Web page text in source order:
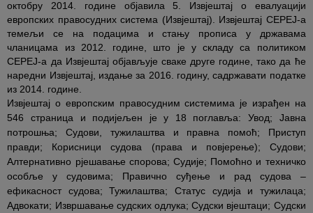
октобру 2014. године објавила 5. Извјештај о евалуацији
европских правосудних система (Извјештај). Извјештај CEPEJ-а
темељи се на подацима и стању прописа у државама
чланицама из 2012. године, што је у складу са политиком
CEPEJ-а да Извјештај објављује сваке друге године, тако да ће
наредни Извјештај, издање за 2016. годину, садржавати податке
из 2014. године.
Извјештај о европским правосудним системима је израђен на
546 страница и подијељен је у 18 поглавља: Увод; Јавна
потрошња; Судови, тужилаштва и правна помоћ; Приступ
правди; Корисници судова (права и повјерење); Судови;
Алтернативно рјешавање спорова; Судије; Помоћно и техничко
особље у судовима; Правично суђење и рад судова –
ефикасност судова; Тужилаштва; Статус судија и тужилаца;
Адвокати; Извршавање судских одлука; Судски вјештаци; Судски